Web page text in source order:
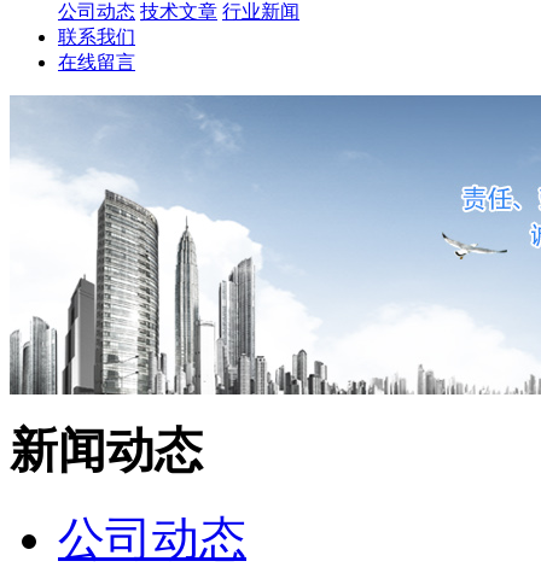
公司动态 技术文章 行业新闻
联系我们
在线留言
新闻动态
公司动态